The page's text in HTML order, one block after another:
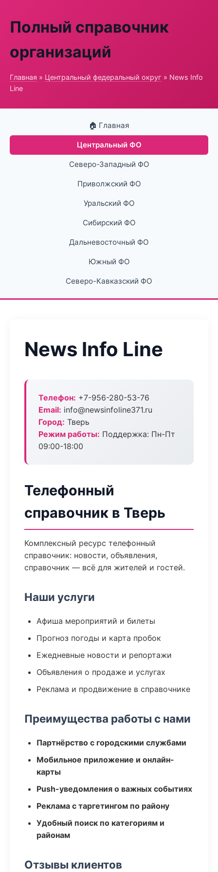
Полный справочник
организаций
Главная » Центральный федеральный округ » News Info
Line
🏠 Главная
Центральный ФО
Северо-Западный ФО
Приволжский ФО
Уральский ФО
Сибирский ФО
Дальневосточный ФО
Южный ФО
Северо-Кавказский ФО
News Info Line
Телефон: +7-956-280-53-76
Email: info@newsinfoline371.ru
Город: Тверь
Режим работы: Поддержка: Пн-Пт
09:00-18:00
Телефонный
справочник в Тверь
Комплексный ресурс телефонный
справочник: новости, объявления,
справочник — всё для жителей и гостей.
Наши услуги
Афиша мероприятий и билеты
Прогноз погоды и карта пробок
Ежедневные новости и репортажи
Объявления о продаже и услугах
Реклама и продвижение в справочнике
Преимущества работы с нами
Партнёрство с городскими службами
Мобильное приложение и онлайн-
карты
Push-уведомления о важных событиях
Реклама с таргетингом по району
Удобный поиск по категориям и
районам
Отзывы клиентов